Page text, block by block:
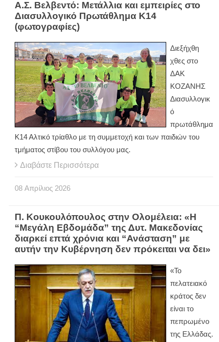
Α.Σ. Βελβεντό: Μετάλλια και εμπειρίες στο
Διασυλλογικό Πρωτάθλημα Κ14
(φωτογραφίες)
Διεξήχθη
χθες στο
ΔΑΚ
ΚΟΖΑΝΗΣ
Διασυλλογικ
ό
πρωτάθλημα
Κ14 Αλτικό τρίαθλο με τη συμμετοχή και των παιδιών του
τμήματος στίβου του συλλόγου μας.
Διαβάστε Περισσότερα
08 Απρίλιος 2026
Π. Κουκουλόπουλος στην Ολομέλεια: «Η
“Μεγάλη Εβδομάδα” της Δυτ. Μακεδονίας
διαρκεί επτά χρόνια και “Ανάσταση” με
αυτήν την Κυβέρνηση δεν πρόκειται να δει»
«Το
πελατειακό
κράτος δεν
είναι το
πεπρωμένο
της Ελλάδας.